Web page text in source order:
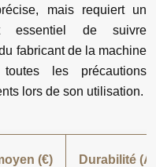
mais requiert un
essentiel de suivre
fabricant de la machine
les précautions
lors de son utilisation.
(€) Durabilité